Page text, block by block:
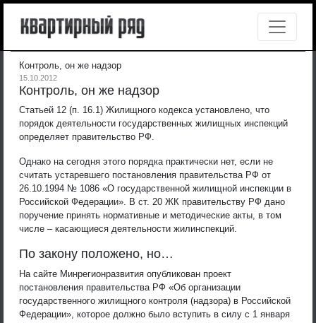
Контроль, он же надзор
15.10.2012
Контроль, он же надзор
Статьей 12 (п. 16.1) Жилищного кодекса установлено, что
порядок деятельности государственных жилищных инспекций
определяет правительство РФ.
Однако на сегодня этого порядка практически нет, если не
считать устаревшего постановления правительства РФ от
26.10.1994 № 1086 «О государственной жилищной инспекции в
Российской Федерации». В ст. 20 ЖК правительству РФ дано
поручение принять нормативные и методические акты, в том
числе – касающиеся деятельности жилинспекций.
По закону положено, но…
На сайте Минрегионразвития опубликован проект
постановления правительства РФ «Об организации
государственного жилищного контроля (надзора) в Российской
Федерации», которое должно было вступить в силу с 1 января